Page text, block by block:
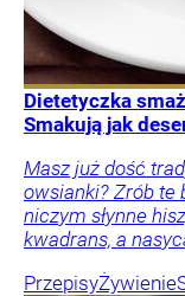
Dietetyczka
Smakują jak
Masz już dość
owsianki? Zrób te
niczym słynne
kwadrans, a
PrzepisyŻywienie